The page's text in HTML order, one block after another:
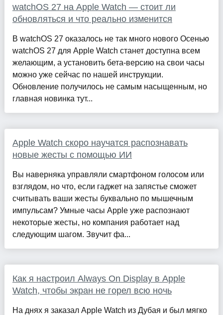
watchOS 27 на Apple Watch — стоит ли
обновляться и что реально изменится
В watchOS 27 оказалось не так много нового Осенью
watchOS 27 для Apple Watch станет доступна всем
желающим, а установить бета-версию на свои часы
можно уже сейчас по нашей инструкции.
Обновление получилось не самым насыщенным, но
главная новинка тут...
Apple Watch скоро научатся распознавать
новые жесты с помощью ИИ
Вы наверняка управляли смартфоном голосом или
взглядом, но что, если гаджет на запястье сможет
считывать ваши жесты буквально по мышечным
импульсам? Умные часы Apple уже распознают
некоторые жесты, но компания работает над
следующим шагом. Звучит фа...
Как я настроил Always On Display в Apple
Watch, чтобы экран не горел всю ночь
На днях я заказал Apple Watch из Дубая и был мягко